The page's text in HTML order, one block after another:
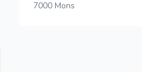
7000 Mons